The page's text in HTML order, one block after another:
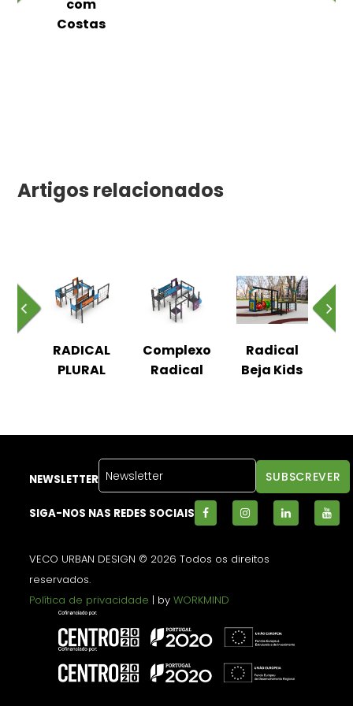
com
Costas
Artigos relacionados
RADICAL
PLURAL
Complexo
Radical
Radical
Beja Kids
NEWSLETTER
SIGA-NOS NAS REDES SOCIAIS
VECO URBAN DESIGN © 2026 Todos os direitos
reservados.
Política de privacidade | byWORKMIND